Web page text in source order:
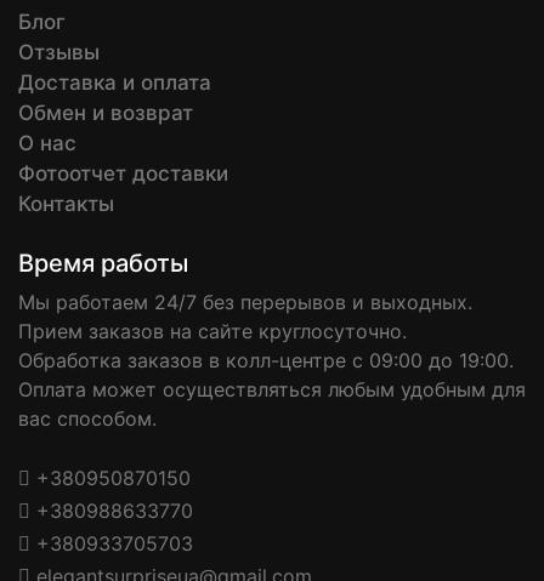
Блог
Отзывы
Доставка и оплата
Обмен и возврат
О нас
Фотоотчет доставки
Контакты
Время работы
Мы работаем 24/7 без перерывов и выходных.
Прием заказов на сайте круглосуточно.
Обработка заказов в колл-центре с 09:00 до 19:00.
Оплата может осуществляться любым удобным для
вас способом.
+380950870150
+380988633770
+380933705703